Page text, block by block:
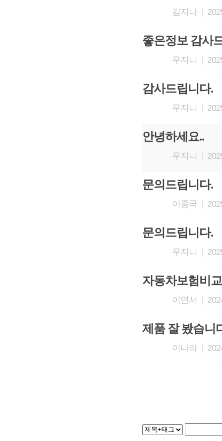
김지나 |
좋은정보 감사
우지니 |
감사드립니다.
우지니 |
안녕하세요..
우지니 |
문의드립니다.
이종국 |
문의드립니다.
우지니 |
자동차보험비
이연서 |
제품 잘 봤습니
이나라 |